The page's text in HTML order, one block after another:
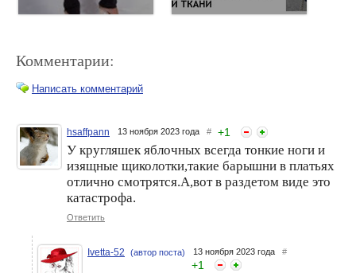
Как выбрать брюки по типу
фигуры
Одежда как средство для
похудения: выбор жакета
Комментарии:
Написать комментарий
hsaffpann 13 ноября 2023 года # +1
У кругляшек яблочных всегда тонкие ноги и
изящные щиколотки,такие барышни в платьях
отлично смотрятся.А,вот в раздетом виде это
катастрофа.
Ответить
Ivetta-52 (автор поста) 13 ноября 2023 года #
+1